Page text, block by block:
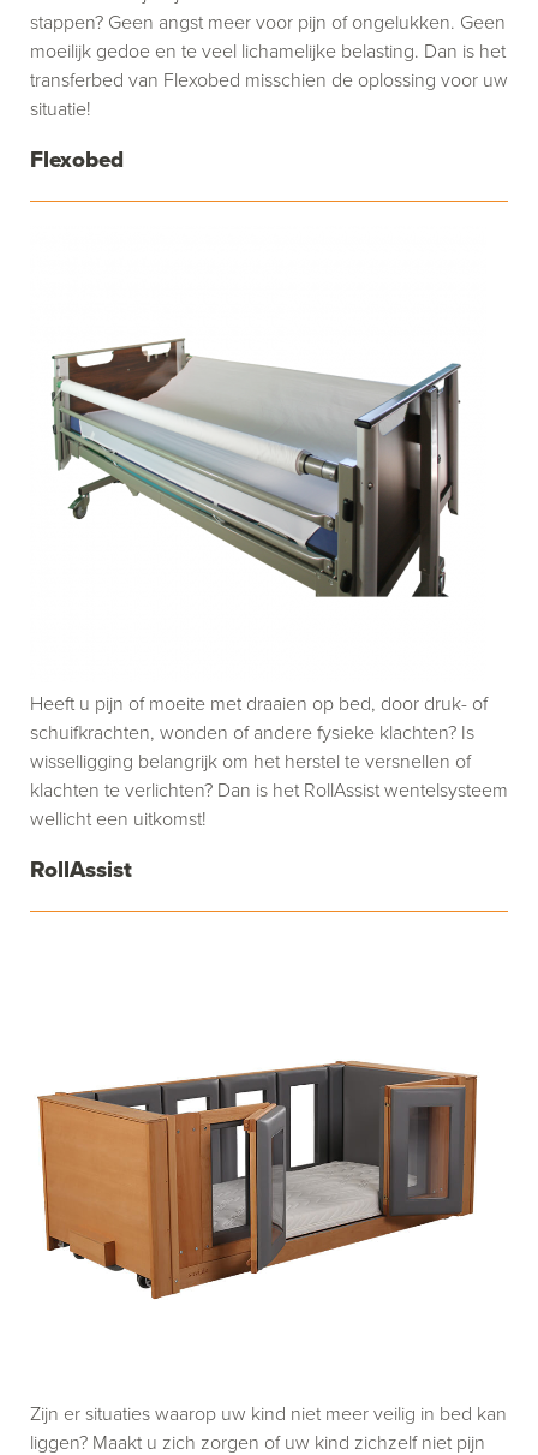
Flexobed
stappen? Geen angst meer voor pijn of ongelukken. Geen
moeilijk gedoe en te veel lichamelijke belasting. Dan is het
transferbed van Flexobed misschien de oplossing voor uw
situatie!
RollAssist
Heeft u pijn of moeite met draaien op bed, door druk- of
schuifkrachten, wonden of andere fysieke klachten? Is
wisselligging belangrijk om het herstel te versnellen of
klachten te verlichten? Dan is het RollAssist wentelsysteem
wellicht een uitkomst!
Zijn er situaties waarop uw kind niet meer veilig in bed kan
liggen? Maakt u zich zorgen of uw kind zichzelf niet pijn